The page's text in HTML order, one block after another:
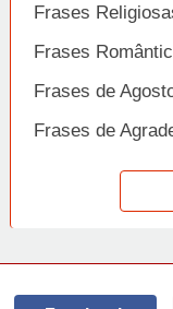
Frases
Frases
Frases de
Frases de
Frases de
Frases de Amor